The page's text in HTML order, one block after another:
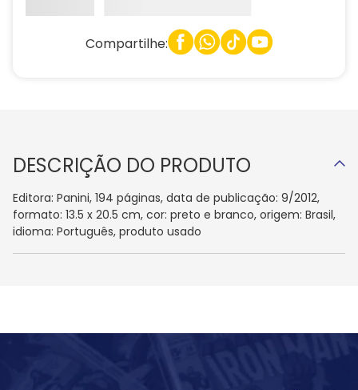
Compartilhe:
DESCRIÇÃO DO PRODUTO
Editora: Panini, 194 páginas, data de publicação: 9/2012,
formato: 13.5 x 20.5 cm, cor: preto e branco, origem: Brasil,
idioma: Português, produto usado